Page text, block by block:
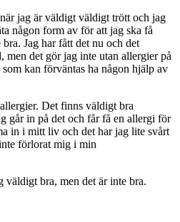
jag är väldigt väldigt trött och jag
någon form av för att jag ska få
Jag har fått det nu och det
men det gör jag inte utan allergier på
som kan förväntas ha någon hjälp av
Det finns väldigt bra
går in på det och får få en allergi för
in i mitt liv och det har jag lite svårt
förlorat mig i min
väldigt bra, men det är inte bra.